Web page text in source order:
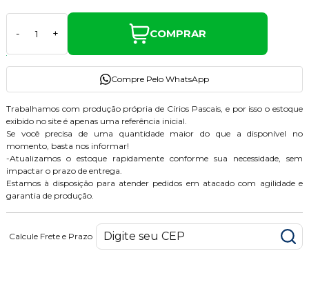
- + COMPRAR
Compre Pelo WhatsApp
Trabalhamos com produção própria de Círios Pascais, e por isso o estoque
exibido no site é apenas uma referência inicial.
Se você precisa de uma quantidade maior do que a disponível no
momento, basta nos informar!
-Atualizamos o estoque rapidamente conforme sua necessidade, sem
impactar o prazo de entrega.
Estamos à disposição para atender pedidos em atacado com agilidade e
garantia de produção.
Calcule Frete e Prazo